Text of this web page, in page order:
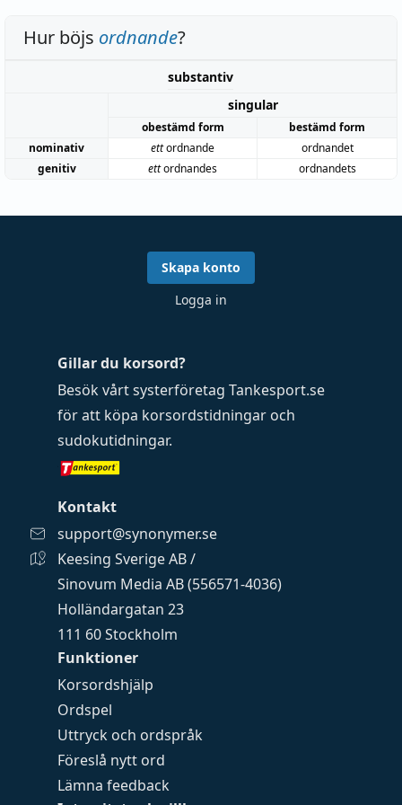
Hur böjs ordnande?
substantiv
singular
obestämd form
bestämd form
nominativ
ettordnande
ordnandet
genitiv
ettordnandes ordnandets
Funktioner
Korsordshjälp
Ordspel
Uttryck och ordspråk
Föreslå nytt ord
Lämna feedback
Gillar du korsord?
Besök vårt systerföretag Tankesport.se
för att köpa korsordstidningar och
sudokutidningar.
Kontakt
support@synonymer.se
Keesing Sverige AB /
Sinovum Media AB (556571-4036)
Holländargatan 23
111 60 Stockholm
Skapa konto
Logga in